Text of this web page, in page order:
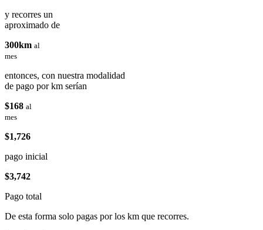
y recorres un
aproximado de
300km al
mes
entonces, con nuestra modalidad
de pago por km serían
$168 al
mes
$1,726
pago inicial
$3,742
Pago total
De esta forma solo pagas por los km que recorres.